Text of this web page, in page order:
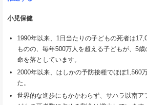
小児保健
1990年以来、1日当たりの子どもの死者は
ものの、毎年500万人を超える子どもが、5
命を落としています。
2000年以来、はしかの予防接種でほぼ1,560
た。
世界的な進歩にもかかわらず、サハラ以南ア